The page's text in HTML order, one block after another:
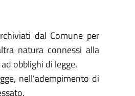
dal Comune per
natura connessi alla
obblighi di legge.
nell’adempimento di